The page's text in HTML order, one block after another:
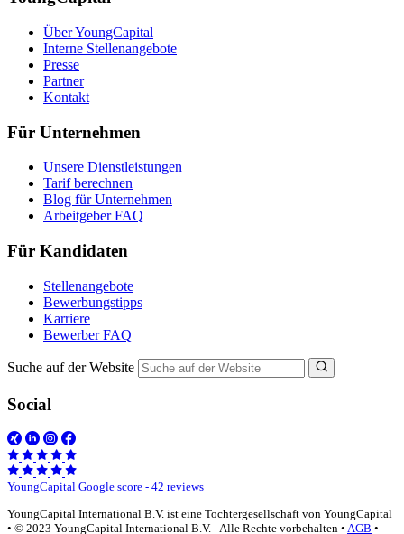
Über YoungCapital
Interne Stellenangebote
Presse
Partner
Kontakt
Für Unternehmen
Unsere Dienstleistungen
Tarif berechnen
Blog für Unternehmen
Arbeitgeber FAQ
Für Kandidaten
Stellenangebote
Bewerbungstipps
Karriere
Bewerber FAQ
Suche auf der Website
Social
YoungCapital Google score - 42 reviews
YoungCapital International B.V. ist eine Tochtergesellschaft von YoungCapital
• © 2023 YoungCapital International B.V. - Alle Rechte vorbehalten • AGB •